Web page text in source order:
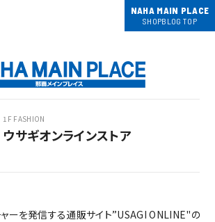
NAHA MAIN PLACE
SHOPBLOG TOP
1F FASHION
ウサギオンラインストア
ャーを発信する通販サイト”USAGI ONLINE"の